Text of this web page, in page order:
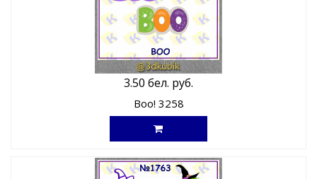
3.50 бел. руб.
Boo! 3258